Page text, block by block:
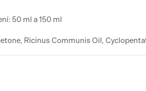
50 ml a 150 ml
Ricinus Communis Oil,